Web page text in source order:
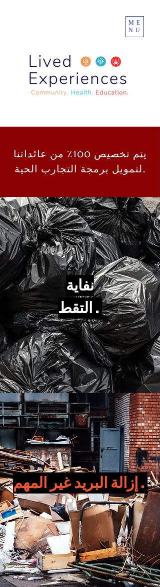
ME
NU
يتم تخصيص 100٪ من عائداتنا
لتمويل برمجة التجارب الحية.
نفاية
التقط .
إزالة البريد غير المهم .